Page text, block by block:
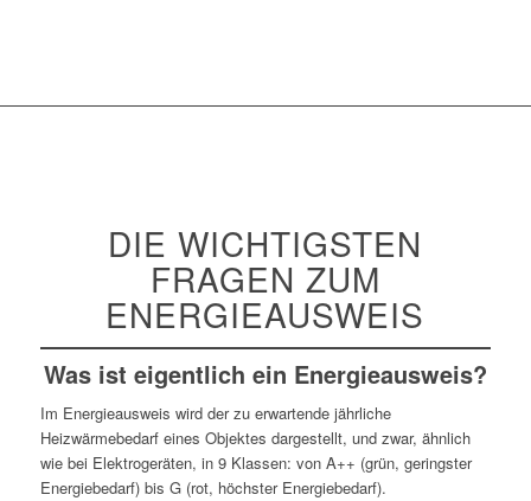
DIE WICHTIGSTEN
FRAGEN ZUM
ENERGIEAUSWEIS
Was ist eigentlich ein Energieausweis?
Im Energieausweis wird der zu erwartende jährliche
Heizwärmebedarf eines Objektes dargestellt, und zwar, ähnlich
wie bei Elektrogeräten, in 9 Klassen: von A++ (grün, geringster
Energiebedarf) bis G (rot, höchster Energiebedarf).